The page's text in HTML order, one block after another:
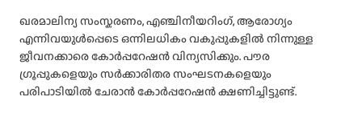
ഖരമാലിന്യ സംസ്കരണം, എഞ്ചിനീയറിംഗ്, ആരോഗ്യം
എന്നിവയുൾപ്പെടെ ഒന്നിലധികം വകുപ്പുകളിൽ നിന്നുള്ള
ജീവനക്കാരെ കോർപ്പറേഷൻ വിന്യസിക്കും. പൗര
ഗ്രൂപ്പുകളെയും സർക്കാരിതര സംഘടനകളെയും
പരിപാടിയിൽ ചേരാൻ കോർപ്പറേഷൻ ക്ഷണിച്ചിട്ടുണ്ട്.